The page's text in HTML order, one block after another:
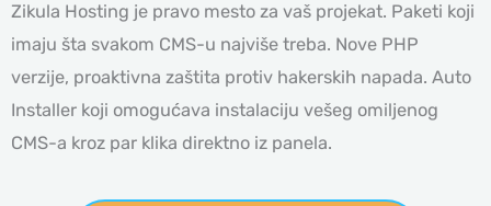
Zikula Hosting je pravo mesto za vaš projekat. Paketi koji
imaju šta svakom CMS-u najviše treba. Nove PHP
verzije, proaktivna zaštita protiv hakerskih napada. Auto
Installer koji omogućava instalaciju vešeg omiljenog
CMS-a kroz par klika direktno iz panela.